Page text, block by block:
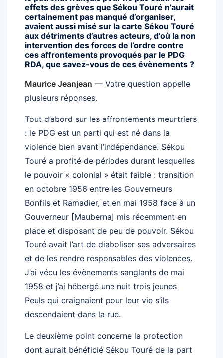
effets des grèves que Sékou Touré n’aurait
certainement pas manqué d’organiser,
avaient aussi misé sur la carte Sékou Touré
aux détriments d’autres acteurs, d’où la non
intervention des forces de l’ordre contre
ces affrontements provoqués par le PDG
RDA, que savez-vous de ces évènements ?
Maurice Jeanjean — Votre question appelle
plusieurs réponses.
Tout d’abord sur les affrontements meurtriers
: le PDG est un parti qui est né dans la
violence bien avant l’indépendance. Sékou
Touré a profité de périodes durant lesquelles
le pouvoir « colonial » était faible : transition
en octobre 1956 entre les Gouverneurs
Bonfils et Ramadier, et en mai 1958 face à un
Gouverneur [Mauberna] mis récemment en
place et disposant de peu de pouvoir. Sékou
Touré avait l’art de diaboliser ses adversaires
et de les rendre responsables des violences.
J’ai vécu les évènements sanglants de mai
1958 et j’ai hébergé une nuit trois jeunes
Peuls qui craignaient pour leur vie s’ils
descendaient dans la rue.
Le deuxième point concerne la protection
dont aurait bénéficié Sékou Touré de la part